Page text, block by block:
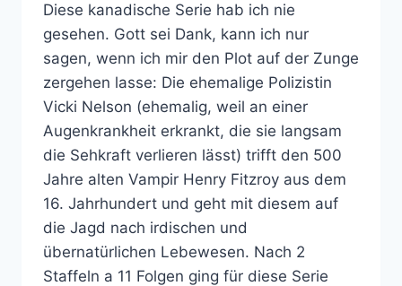
Diese kanadische Serie hab ich nie
gesehen. Gott sei Dank, kann ich nur
sagen, wenn ich mir den Plot auf der Zunge
zergehen lasse: Die ehemalige Polizistin
Vicki Nelson (ehemalig, weil an einer
Augenkrankheit erkrankt, die sie langsam
die Sehkraft verlieren lässt) trifft den 500
Jahre alten Vampir Henry Fitzroy aus dem
16. Jahrhundert und geht mit diesem auf
die Jagd nach irdischen und
übernatürlichen Lebewesen. Nach 2
Staffeln a 11 Folgen ging für diese Serie